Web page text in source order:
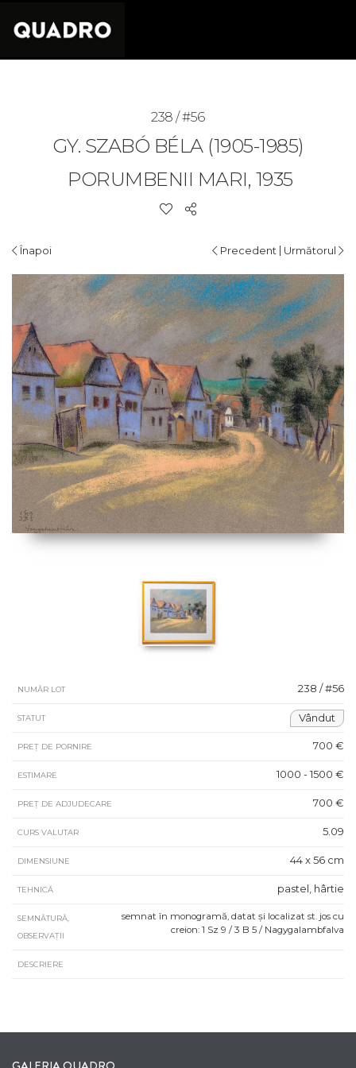
238 / #56
GY. SZABÓ BÉLA (1905-1985)
PORUMBENII MARI, 1935
Înapoi Precedent | Următorul
NUMĂR LOT 238 / #56
STATUT Vândut
PREȚ DE PORNIRE 700 €
ESTIMARE 1000 - 1500 €
PREȚ DE ADJUDECARE 700 €
CURS VALUTAR 5.09
DIMENSIUNE 44 x 56 cm
TEHNICĂ pastel, hârtie
SEMNĂTURĂ,
OBSERVAȚII
semnat în monogramă, datat și localizat st. jos cu
creion: 1 Sz 9 / 3 B 5 / Nagygalambfalva
DESCRIERE